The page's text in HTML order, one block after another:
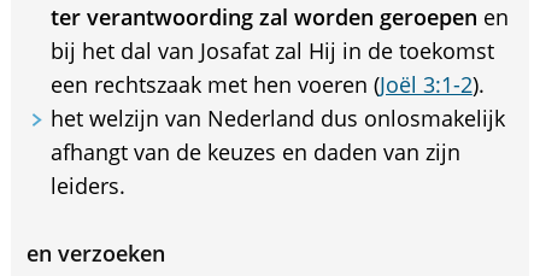
ter verantwoording zal worden geroepen en
bij het dal van Josafat zal Hij in de toekomst
een rechtszaak met hen voeren (Joël 3:1-2).
het welzijn van Nederland dus onlosmakelijk
afhangt van de keuzes en daden van zijn
leiders.
en verzoeken